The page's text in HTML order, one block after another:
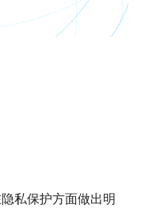
私保护方面做出明